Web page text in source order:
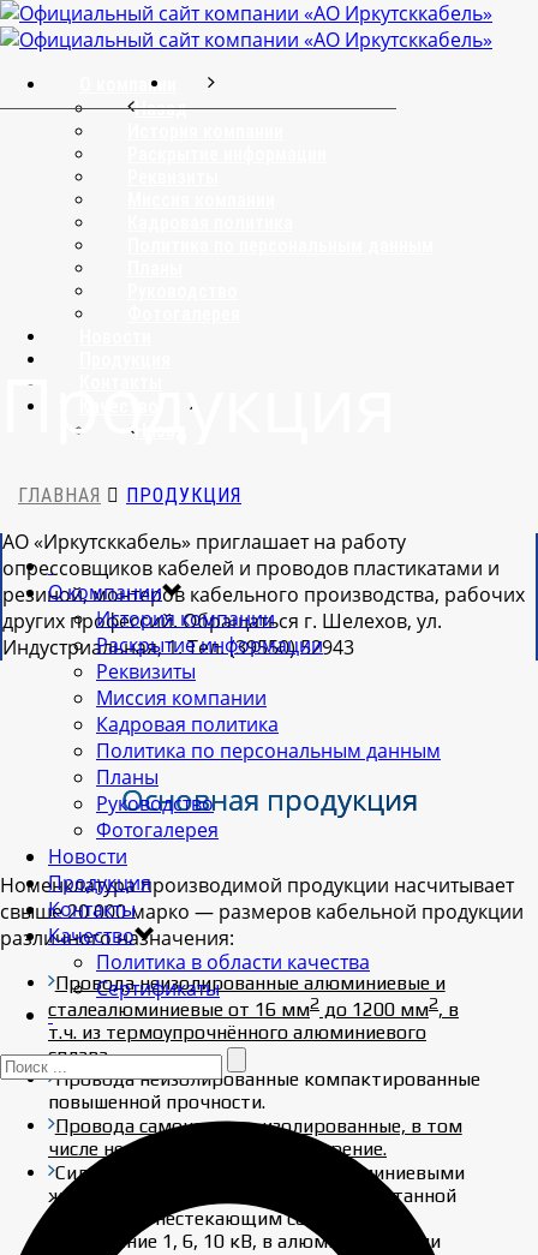
О компании
Назад
Назад
О компании
История компании
Раскрытие информации
Реквизиты
Миссия компании
Кадровая политика
Политика по персональным данным
Планы
Руководство
Фотогалерея
Новости
Продукция
Контакты
Качество
Политика в области качества
Сертификаты
Продукция
ГЛАВНАЯ ПРОДУКЦИЯ
АО «Иркутсккабель» приглашает на работу
опрессовщиков кабелей и проводов пластикатами и
резиной, монтеров кабельного производства, рабочих
других профессий. Обращаться г. Шелехов, ул.
Индустриальная, 1. Тел. (39550) 52943
Основная продукция
Номенклатура производимой продукции насчитывает
свыше 20 000 марко — размеров кабельной продукции
различного назначения:
Провода неизолированные алюминиевые и
сталеалюминиевые от 16 мм2 до 1200 мм2, в
т.ч. из термоупрочнённого алюминиевого
сплава
Провода неизолированные компактированные
повышенной прочности.
Провода самонесущие изолированные, в том
числе не распространяющие горение.
Силовые кабели с медными и алюминиевыми
жилами с бумажной изоляцией, пропитанной
вязким или нестекающим составами на
напряжение 1, 6, 10 кВ, в алюминиевых или